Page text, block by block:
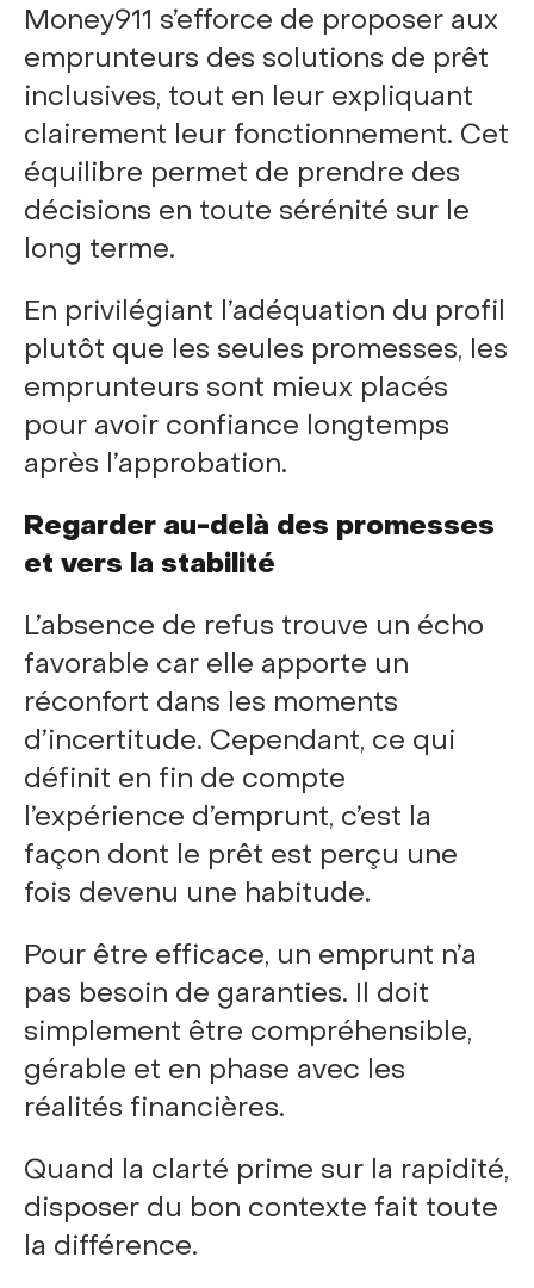
Money911 s’efforce de proposer aux
emprunteurs des solutions de prêt
inclusives, tout en leur expliquant
clairement leur fonctionnement. Cet
équilibre permet de prendre des
décisions en toute sérénité sur le
long terme.
En privilégiant l’adéquation du profil
plutôt que les seules promesses, les
emprunteurs sont mieux placés
pour avoir confiance longtemps
après l’approbation.
Regarder au-delà des promesses
et vers la stabilité
L’absence de refus trouve un écho
favorable car elle apporte un
réconfort dans les moments
d’incertitude. Cependant, ce qui
définit en fin de compte
l’expérience d’emprunt, c’est la
façon dont le prêt est perçu une
fois devenu une habitude.
Pour être efficace, un emprunt n’a
pas besoin de garanties. Il doit
simplement être compréhensible,
gérable et en phase avec les
réalités financières.
Quand la clarté prime sur la rapidité,
disposer du bon contexte fait toute
la différence.